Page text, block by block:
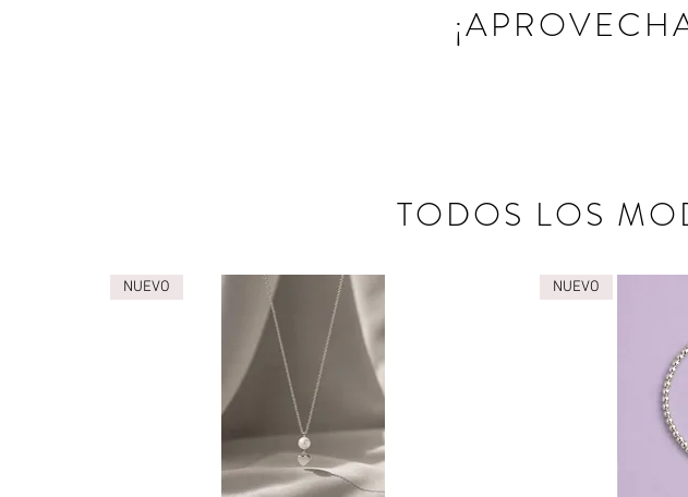
TODOS LOS
NUEVO NUEVO